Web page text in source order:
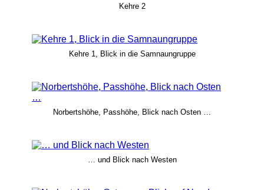
Kehre 2
Kehre 1, Blick in die Samnaungruppe
Norbertshöhe, Passhöhe, Blick nach Osten …
… und Blick nach Westen